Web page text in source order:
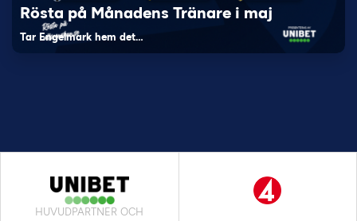
Rösta på Månadens Tränare i maj
Tar Engelmark hem det…
HUVUDPARTNER OCH